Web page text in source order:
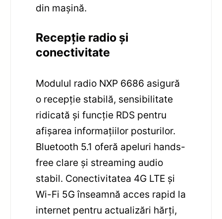
din mașină.
Recepție radio și
conectivitate
Modulul radio NXP 6686 asigură
o recepție stabilă, sensibilitate
ridicată și funcție RDS pentru
afișarea informațiilor posturilor.
Bluetooth 5.1 oferă apeluri hands-
free clare și streaming audio
stabil. Conectivitatea 4G LTE și
Wi-Fi 5G înseamnă acces rapid la
internet pentru actualizări hărți,